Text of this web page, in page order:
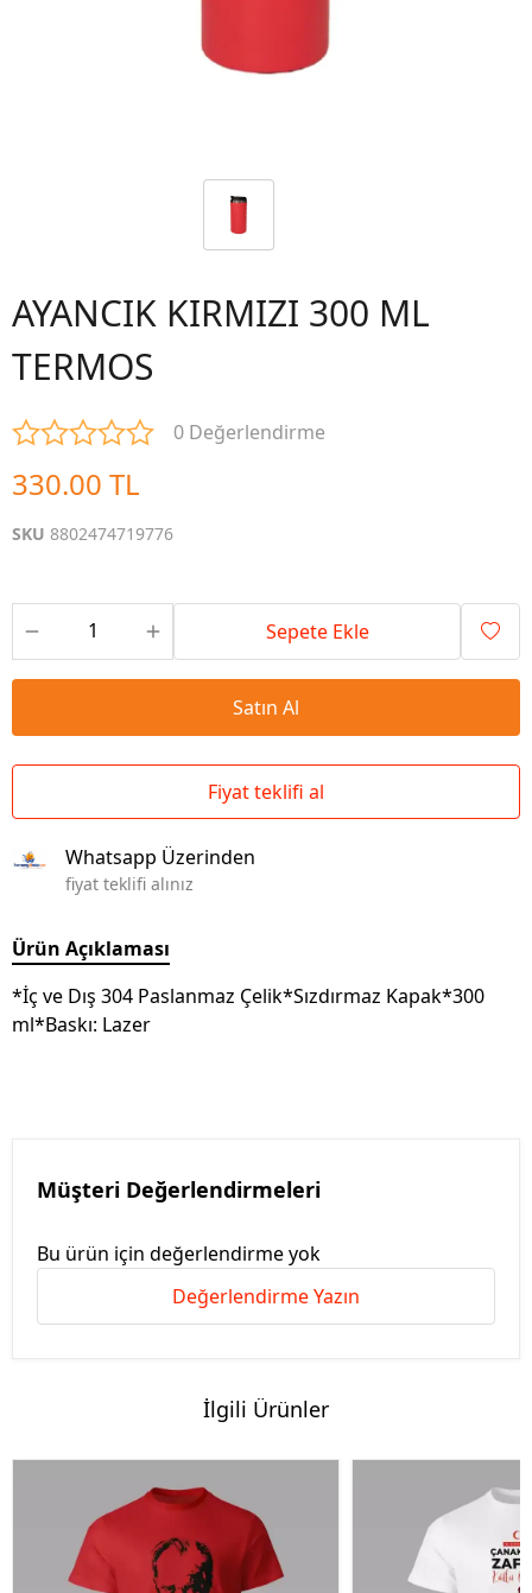
AYANCIK KIRMIZI 300 ML
TERMOS
0 Değerlendirme
330.00 TL
SKU 8802474719776
Sepete Ekle
Satın Al
Fiyat teklifi al
Whatsapp Üzerinden
fiyat teklifi alınız
Ürün Açıklaması
*İç ve Dış 304 Paslanmaz Çelik*Sızdırmaz Kapak*300
ml*Baskı: Lazer
Müşteri Değerlendirmeleri
Bu ürün için değerlendirme yok
Değerlendirme Yazın
İlgili Ürünler